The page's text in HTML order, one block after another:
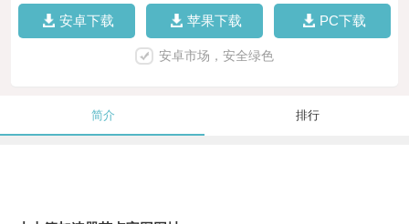
安卓下载 苹果下载 PC下载
安卓市场，安全绿色
简介 排行